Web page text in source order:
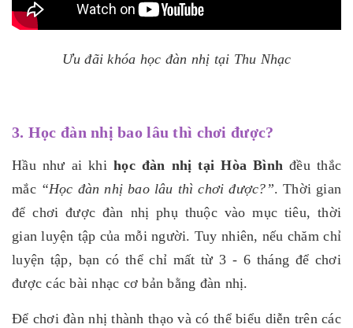
Ưu đãi khóa học đàn nhị tại Thu Nhạc
3. Học đàn nhị bao lâu thì chơi được?
Hầu như ai khihọc đàn nhị tại Hòa Bình đều thắc
mắc “Học đàn nhị bao lâu thì chơi được?”. Thời gian
để chơi được đàn nhị phụ thuộc vào mục tiêu, thời
gian luyện tập của mỗi người. Tuy nhiên, nếu chăm chỉ
luyện tập, bạn có thể chỉ mất từ 3 - 6 tháng để chơi
được các bài nhạc cơ bản bằng đàn nhị.
Để chơi đàn nhị thành thạo và có thể biểu diễn trên các